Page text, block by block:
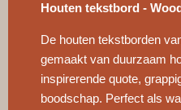
Houten tekstbord -
De houten tekstborden
gemaakt van duurzaam
inspirerende quote,
boodschap. Perfect als